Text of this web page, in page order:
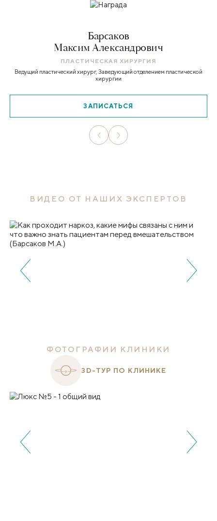
Барсаков
Максим Александрович
ПЛАСТИЧЕСКАЯ ХИРУРГИЯ
Ведущий пластический хирург, Заведующий отделением пластической
хирургии
ЗАПИСАТЬСЯ
ВИДЕО ОТ НАШИХ ЭКСПЕРТОВ
ФОТОГРАФИИ КЛИНИКИ
3D-ТУР ПО КЛИНИКЕ